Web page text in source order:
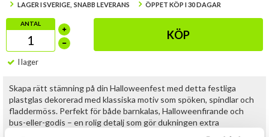
LAGER I SVERIGE, SNABB LEVERANS ÖPPET KÖP I 30 DAGAR
ANTAL
KÖP
I lager
Skapa rätt stämning på din Halloweenfest med detta festliga
plastglas dekorerad med klassiska motiv som spöken, spindlar och
fladdermöss. Perfekt för både barnkalas, Halloweenfirande och
bus-eller-godis – en rolig detalj som gör dukningen extra